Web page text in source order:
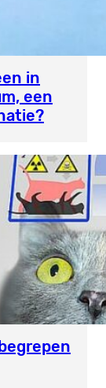
in
een